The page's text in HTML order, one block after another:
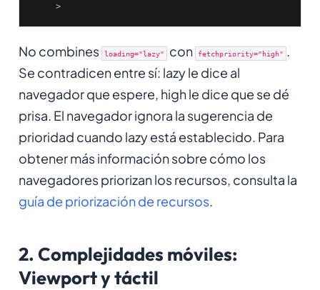
     >
No combines loading="lazy" con fetchpriority="high" .
Se contradicen entre sí: lazy le dice al
navegador que espere, high le dice que se dé
prisa. El navegador ignora la sugerencia de
prioridad cuando lazy está establecido. Para
obtener más información sobre cómo los
navegadores priorizan los recursos, consulta la
guía de priorización de recursos.
2. Complejidades móviles:
Viewport y táctil